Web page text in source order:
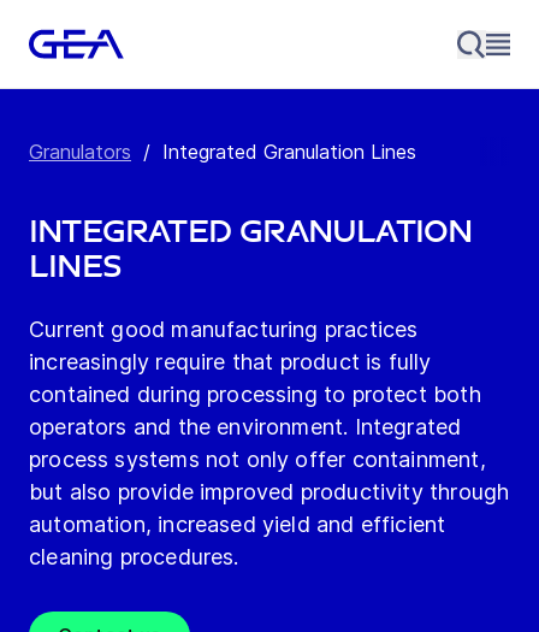
Granulators / Integrated Granulation Lines
Integrated Granulation
Lines
Current good manufacturing practices
increasingly require that product is fully
contained during processing to protect both
operators and the environment. Integrated
process systems not only offer containment,
but also provide improved productivity through
automation, increased yield and efficient
cleaning procedures.